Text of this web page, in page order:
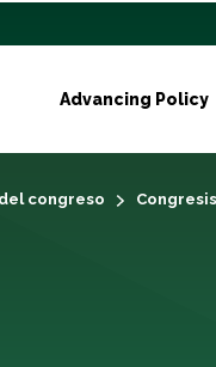
Advancing Policy
congreso